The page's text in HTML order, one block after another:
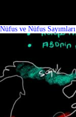
Nüfus ve Nüfus Sayımları